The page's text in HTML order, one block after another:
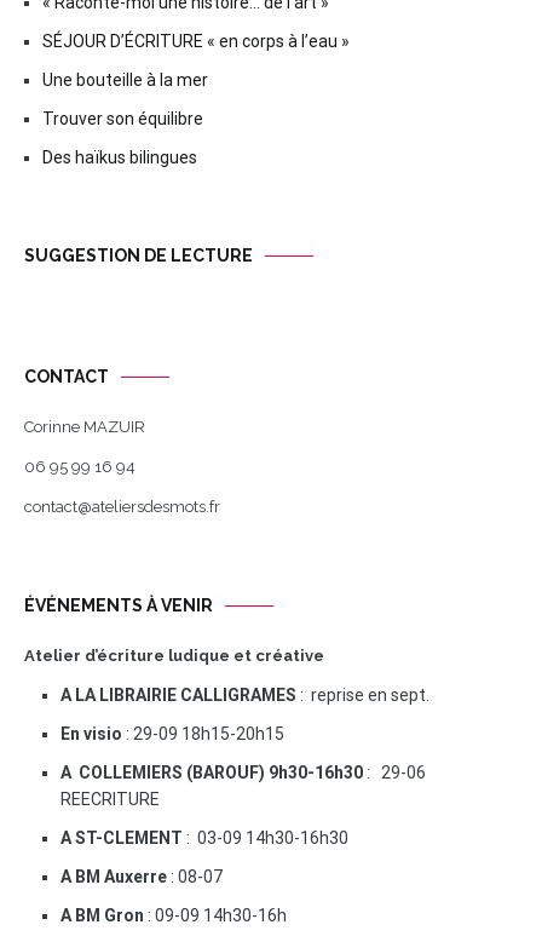
SÉJOUR D’ÉCRITURE « en corps à l’eau »
Une bouteille à la mer
Trouver son équilibre
Des haïkus bilingues
SUGGESTION DE LECTURE
CONTACT
Corinne MAZUIR
06 95 99 16 94
contact@ateliersdesmots.fr
ÉVÉNEMENTS À VENIR
Atelier d’écriture ludique et créative
A LA LIBRAIRIE CALLIGRAMES : reprise en sept.
En visio : 29-09 18h15-20h15
A COLLEMIERS (BAROUF) 9h30-16h30 : 29-06
REECRITURE
A ST-CLEMENT : 03-09 14h30-16h30
A BM Auxerre : 08-07
A BM Gron : 09-09 14h30-16h